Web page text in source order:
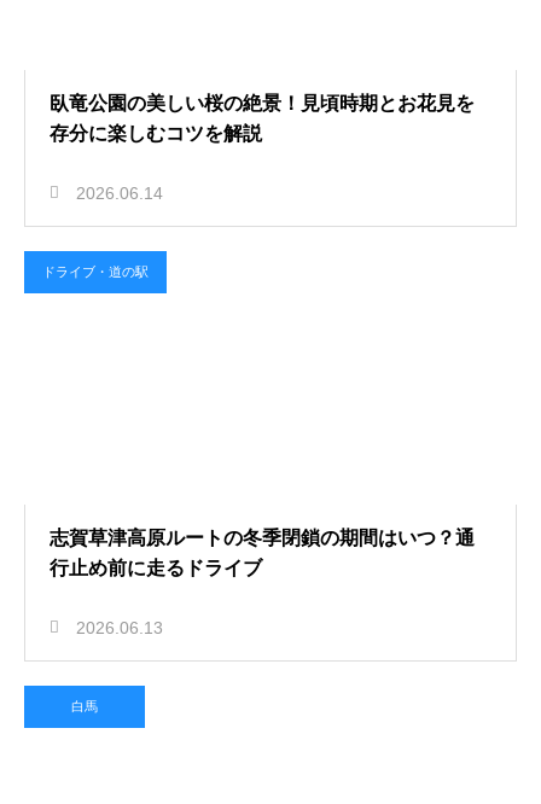
臥竜公園の美しい桜の絶景！見頃時期とお花見を
存分に楽しむコツを解説
2026.06.14
ドライブ・道の駅
志賀草津高原ルートの冬季閉鎖の期間はいつ？通
行止め前に走るドライブ
2026.06.13
白馬